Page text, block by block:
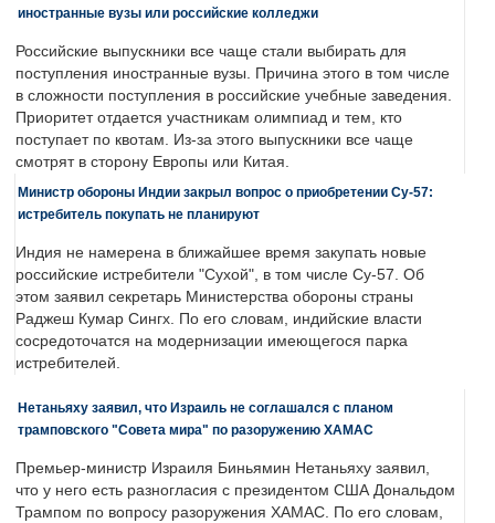
иностранные вузы или российские колледжи
Российские выпускники все чаще стали выбирать для
поступления иностранные вузы. Причина этого в том числе
в сложности поступления в российские учебные заведения.
Приоритет отдается участникам олимпиад и тем, кто
поступает по квотам. Из-за этого выпускники все чаще
смотрят в сторону Европы или Китая.
Министр обороны Индии закрыл вопрос о приобретении Су-57:
истребитель покупать не планируют
Индия не намерена в ближайшее время закупать новые
российские истребители "Сухой", в том числе Су-57. Об
этом заявил секретарь Министерства обороны страны
Раджеш Кумар Сингх. По его словам, индийские власти
сосредоточатся на модернизации имеющегося парка
истребителей.
Нетаньяху заявил, что Израиль не соглашался с планом
трамповского "Совета мира" по разоружению ХАМАС
Премьер-министр Израиля Биньямин Нетаньяху заявил,
что у него есть разногласия с президентом США Дональдом
Трампом по вопросу разоружения ХАМАС. По его словам,